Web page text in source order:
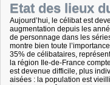
Etat des lieux
Aujourd’hui, le célibat est
augmentation depuis les
de personnage dans les
montre bien toute
35% de célibataires,
la région Ile-de-France
est devenue difficile, plus
aisées : la population est